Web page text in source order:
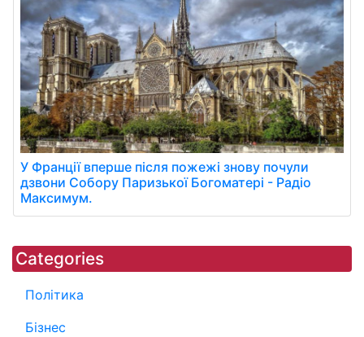
У Франції вперше після пожежі знову почули
дзвони Собору Паризької Богоматері - Радіо
Максимум.
Categories
Політика
Бізнес